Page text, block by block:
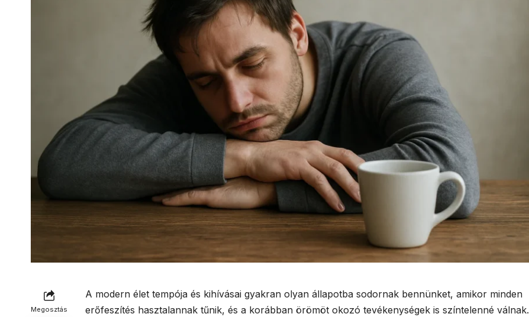
Megosztás
A modern élet tempója és kihívásai gyakran olyan állapotba sodornak bennünket, amikor minden
erőfeszítés hasztalannak tűnik, és a korábban örömöt okozó tevékenységek is színtelenné válnak.